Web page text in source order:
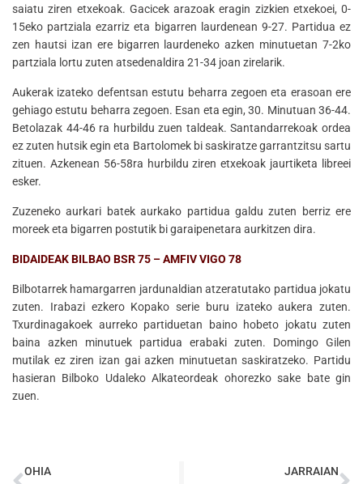
saiatu ziren etxekoak. Gacicek arazoak eragin zizkien etxekoei, 0-
15eko partziala ezarriz eta bigarren laurdenean 9-27. Partidua ez
zen hautsi izan ere bigarren laurdeneko azken minutuetan 7-2ko
partziala lortu zuten atsedenaldira 21-34 joan zirelarik.
Aukerak izateko defentsan estutu beharra zegoen eta erasoan ere
gehiago estutu beharra zegoen. Esan eta egin, 30. Minutuan 36-44.
Betolazak 44-46 ra hurbildu zuen taldeak. Santandarrekoak ordea
ez zuten hutsik egin eta Bartolomek bi saskiratze garrantzitsu sartu
zituen. Azkenean 56-58ra hurbildu ziren etxekoak jaurtiketa libreei
esker.
Zuzeneko aurkari batek aurkako partidua galdu zuten berriz ere
moreek eta bigarren postutik bi garaipenetara aurkitzen dira.
BIDAIDEAK BILBAO BSR 75 – AMFIV VIGO 78
Bilbotarrek hamargarren jardunaldian atzeratutako partidua jokatu
zuten. Irabazi ezkero Kopako serie buru izateko aukera zuten.
Txurdinagakoek aurreko partiduetan baino hobeto jokatu zuten
baina azken minutuek partidua erabaki zuten. Domingo Gilen
mutilak ez ziren izan gai azken minutuetan saskiratzeko. Partidu
hasieran Bilboko Udaleko Alkateordeak ohorezko sake bate gin
zuen.
OHIA JARRAIAN